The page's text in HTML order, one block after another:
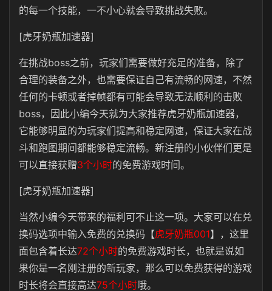
的每一个技能，一不小心就会导致挑战失败。
[虎牙奶瓶加速器]
在挑战boss之前，玩家们需要做好充足的准备，除了
合理的装备之外，也需要保证自己有流畅的网速，不然
任何的卡顿或者掉帧都有可能会导致无法顺利的击败
boss，因此小编今天就为大家推荐虎牙奶瓶加速器，
它能够明显的为玩家们提高和稳定网速，保证大家在战
斗和跑图期间都能够稳定流畅。新注册的小伙伴们更是
可以直接获赠3个小时的免费游戏时间。
[虎牙奶瓶加速器]
当然小编今天带来的福利可不止这一项。大家可以在兑
换码选项中输入免费的兑换码【虎牙奶瓶001】，这里
面包含着长达72个小时的免费游戏时长，也就是说如
果你是一名刚注册的新玩家，那么可以免费获得的游戏
时长将会直接高达75个小时哦。